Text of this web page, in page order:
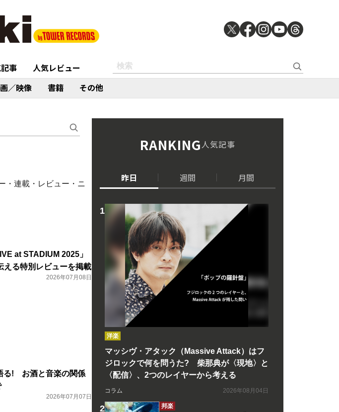
事
人気レビュー
／映像 書籍 その他
・連載・レビュー・ニ
at STADIUM 2025」
る特別レビューを掲載
2026年07月08日
る! お酒と音楽の関係
2026年07月07日
RANKING人気記事
昨日 週間 月間
洋楽
マッシヴ・アタック（Massive Attack）はフ
ジロックで何を問うた? 柴那典が〈現地〉と
〈配信〉、2つのレイヤーから考える
コラム 2026年08月04日
邦楽